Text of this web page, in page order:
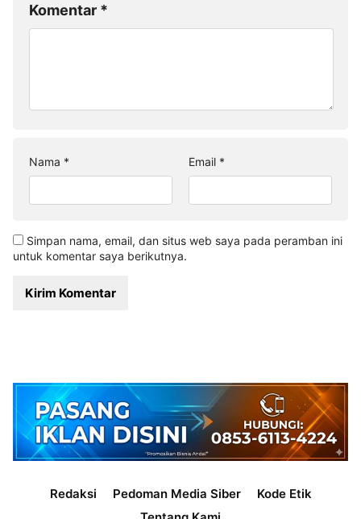
Komentar *
Nama * Email *
Simpan nama, email, dan situs web saya pada peramban ini
untuk komentar saya berikutnya.
Redaksi Pedoman Media Siber
Kode Etik